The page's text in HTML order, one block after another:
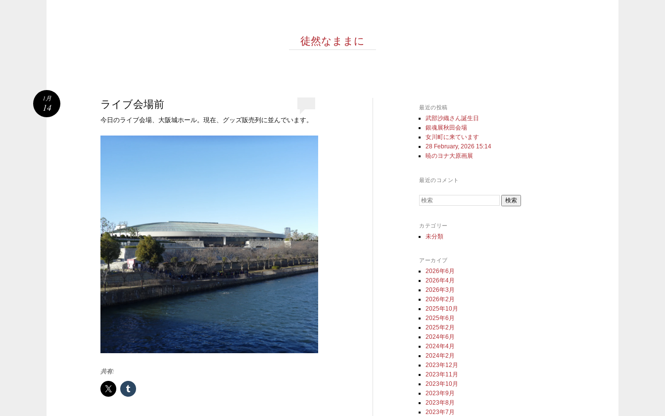
徒然なままに
ライブ会場前
今日のライブ会場、大阪城ホール。現在、グッズ販売列に並んでいます。
共有:
1月
14 最近の投稿
武部沙織さん誕生日
銀魂展秋田会場
女川町に来ています
28 February, 2026 15:14
暁のヨナ大原画展
最近のコメント
検索
カテゴリー
未分類
アーカイブ
2026年6月
2026年4月
2026年3月
2026年2月
2025年10月
2025年6月
2025年2月
2024年6月
2024年4月
2024年2月
2023年12月
2023年11月
2023年10月
2023年9月
2023年8月
2023年7月